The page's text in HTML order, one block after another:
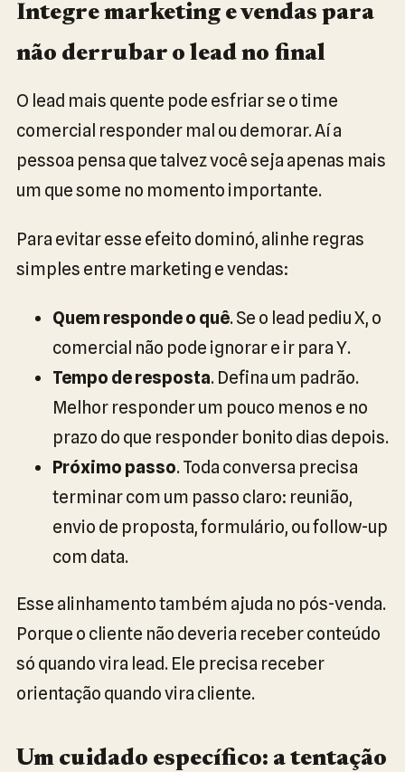
Integre marketing e vendas para
não derrubar o lead no final
O lead mais quente pode esfriar se o time
comercial responder mal ou demorar. Aí a
pessoa pensa que talvez você seja apenas mais
um que some no momento importante.
Para evitar esse efeito dominó, alinhe regras
simples entre marketing e vendas:
Quem responde o quê. Se o lead pediu X, o
comercial não pode ignorar e ir para Y.
Tempo de resposta. Defina um padrão.
Melhor responder um pouco menos e no
prazo do que responder bonito dias depois.
Próximo passo. Toda conversa precisa
terminar com um passo claro: reunião,
envio de proposta, formulário, ou follow-up
com data.
Esse alinhamento também ajuda no pós-venda.
Porque o cliente não deveria receber conteúdo
só quando vira lead. Ele precisa receber
orientação quando vira cliente.
Um cuidado específico: a tentação